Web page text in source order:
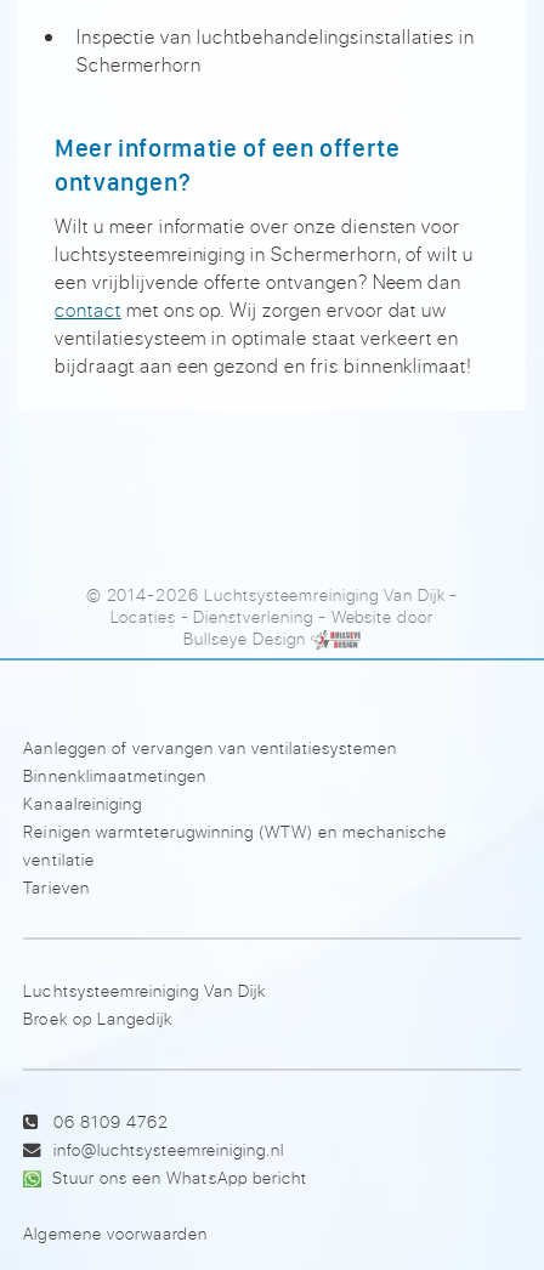
Inspectie van luchtbehandelingsinstallaties in
Schermerhorn
Meer informatie of een offerte
ontvangen?
Wilt u meer informatie over onze diensten voor
luchtsysteemreiniging in Schermerhorn, of wilt u
een vrijblijvende offerte ontvangen? Neem dan
contact met ons op. Wij zorgen ervoor dat uw
ventilatiesysteem in optimale staat verkeert en
bijdraagt aan een gezond en fris binnenklimaat!
© 2014-2026 Luchtsysteemreiniging Van Dijk-
Locaties - Dienstverlening - Website door
Bullseye Design
Aanleggen of vervangen van ventilatiesystemen
Binnenklimaatmetingen
Kanaalreiniging
Reinigen warmteterugwinning (WTW) en mechanische
ventilatie
Tarieven
Luchtsysteemreiniging Van Dijk
Broek op Langedijk
06 8109 4762
info@luchtsysteemreiniging.nl
Stuur ons een WhatsApp bericht
Algemene voorwaarden